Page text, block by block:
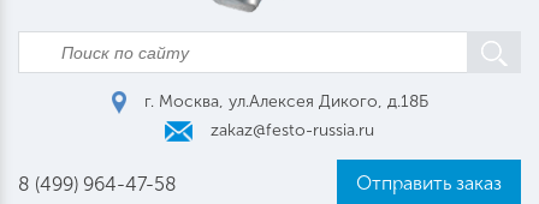
г. Москва, ул.Алексея Дикого, д.18Б
zakaz@festo-russia.ru
8 (499) 964-47-58 Отправить заказ